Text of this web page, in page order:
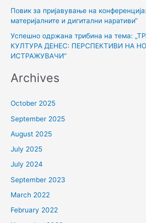
Повик за пријавување на
материјалните и дигитални наративи“
Успешно одржана трибина на тема:
КУЛТУРА ДЕНЕС: ПЕРСПЕКТИВИ НА
ИСТРАЖУВАЧИ“
Archives
October 2025
September 2025
August 2025
July 2025
July 2024
September 2023
March 2022
February 2022